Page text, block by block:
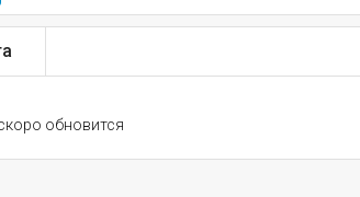
обновится